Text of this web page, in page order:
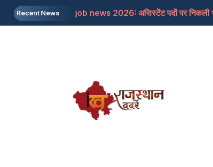
Recent News
job news 2026: असिस्टेंट पदों पर निकली
Rashifal 9 aug 2026: इन राशियों के